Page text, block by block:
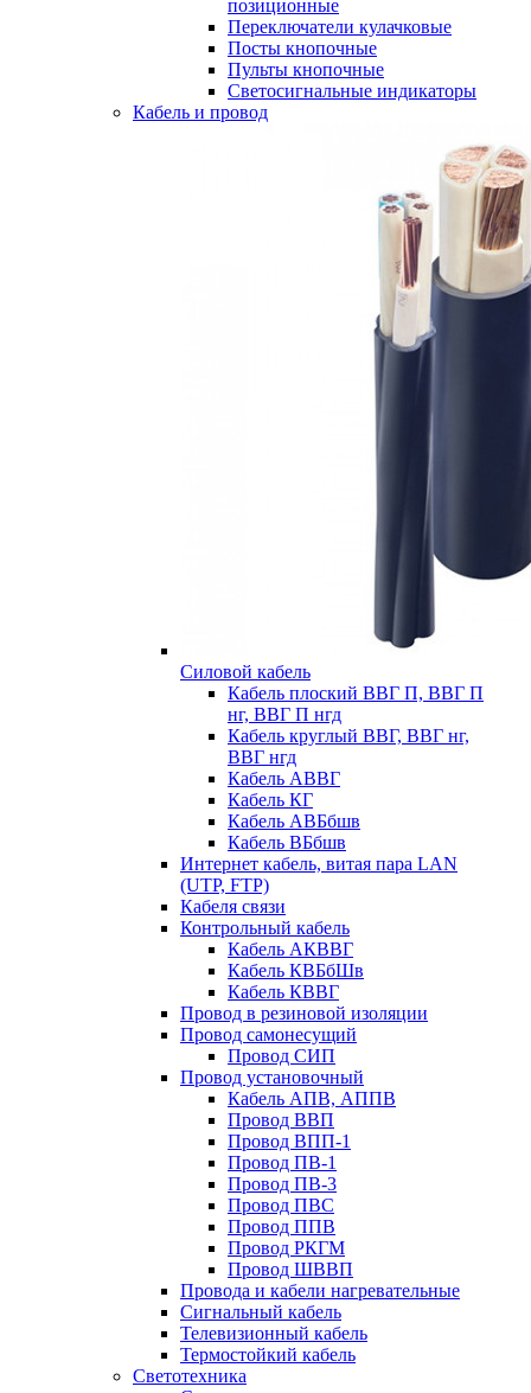
позиционные
Переключатели кулачковые
Посты кнопочные
Пульты кнопочные
Светосигнальные индикаторы
Кабель и провод
Силовой кабель
Кабель плоский ВВГ П, ВВГ П
нг, ВВГ П нгд
Кабель круглый ВВГ, ВВГ нг,
ВВГ нгд
Кабель АВВГ
Кабель КГ
Кабель АВБбшв
Кабель ВБбшв
Интернет кабель, витая пара LAN
(UTP, FTP)
Кабеля связи
Контрольный кабель
Кабель АКВВГ
Кабель КВБбШв
Кабель КВВГ
Провод в резиновой изоляции
Провод самонесущий
Провод СИП
Провод установочный
Кабель АПВ, АППВ
Провод ВВП
Провод ВПП-1
Провод ПВ-1
Провод ПВ-3
Провод ПВС
Провод ППВ
Провод РКГМ
Провод ШВВП
Провода и кабели нагревательные
Сигнальный кабель
Телевизионный кабель
Термостойкий кабель
Светотехника